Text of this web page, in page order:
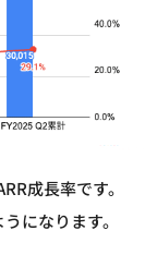
成長率です。
になります。